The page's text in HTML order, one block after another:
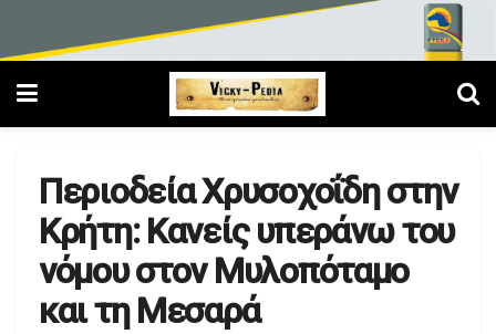
Περιοδεία Χρυσοχοΐδη στην
Κρήτη: Κανείς υπεράνω του
νόμου στον Μυλοπόταμο
και τη Μεσαρά